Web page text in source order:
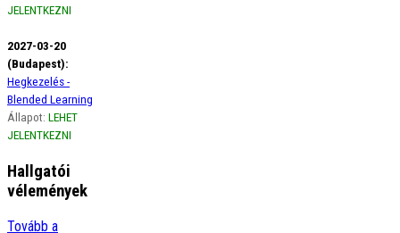
JELENTKEZNI
2027-03-20
(Budapest):
Hegkezelés -
Blended Learning
Állapot: LEHET
JELENTKEZNI
Hallgatói
vélemények
Ági
Tovább a